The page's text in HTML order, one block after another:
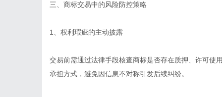
三、商标交易中的风险防控策略
1、权利瑕疵的主动披露
交易前需通过法律手段核查商标是否存在质押、许可使
承担方式，避免因信息不对称引发后续纠纷。